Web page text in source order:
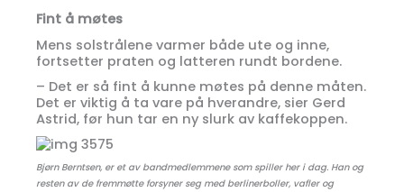
Fint å møtes
Mens solstrålene varmer både ute og inne,
fortsetter praten og latteren rundt bordene.
– Det er så fint å kunne møtes på denne måten.
Det er viktig å ta vare på hverandre, sier Gerd
Astrid, før hun tar en ny slurk av kaffekoppen.
Bjørn Berntsen, er et av bandmedlemmene som spiller her i dag. Han og
resten av de fremmøtte forsyner seg med berlinerboller, vafler og